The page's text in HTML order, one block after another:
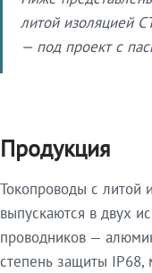
литой изоляцией
— под проект с
Продукция
Токопроводы с литой
выпускаются в двух
проводников —
степень защиты IP68,